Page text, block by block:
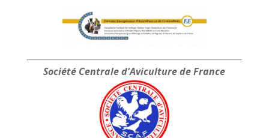
Société Centraled'Aviculture de France